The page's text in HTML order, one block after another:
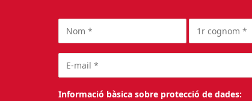
Informació bàsica sobre protecció de dades: